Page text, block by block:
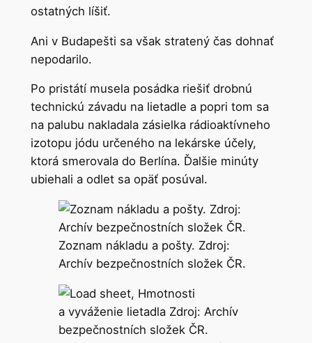
ostatných líšiť.
Ani v Budapešti sa však stratený čas dohnať
nepodarilo.
Po pristátí musela posádka riešiť drobnú
technickú závadu na lietadle a popri tom sa
na palubu nakladala zásielka rádioaktívneho
izotopu jódu určeného na lekárske účely,
ktorá smerovala do Berlína. Ďalšie minúty
ubiehali a odlet sa opäť posúval.
Zoznam nákladu a pošty. Zdroj:
Archív bezpečnostních složek ČR.